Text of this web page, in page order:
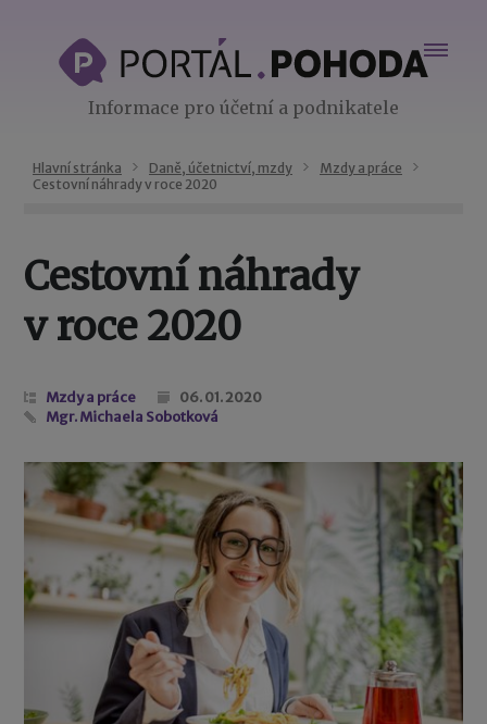
Informace pro účetní a podnikatele
Hlavní stránka Daně, účetnictví, mzdy
Mzdy a práce
Cestovní náhrady v roce 2020
Cestovní náhrady
v roce 2020
Mzdy a práce
06. 01. 2020
Mgr. Michaela Sobotková